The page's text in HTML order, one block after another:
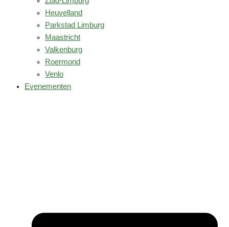
Heuvelland
Parkstad Limburg
Maastricht
Valkenburg
Roermond
Venlo
Evenementen